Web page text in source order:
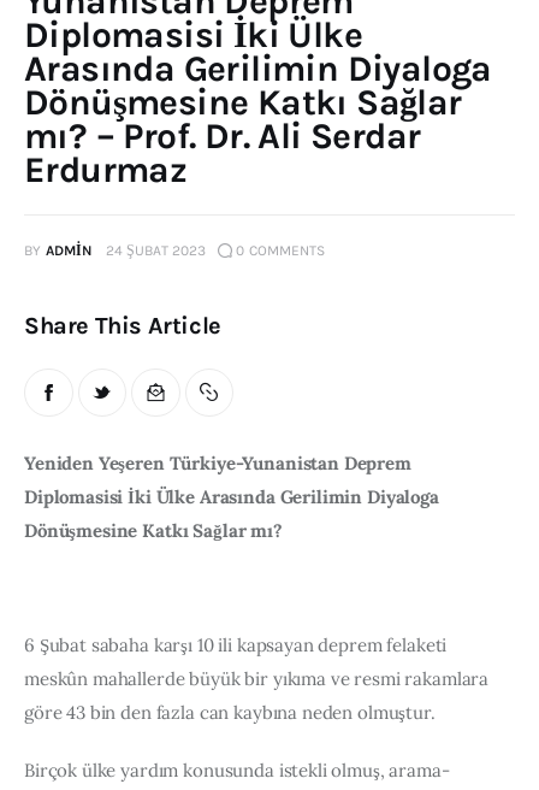
Publications
Events
Courses
Contacts
Diplomasisi İki Ülke
Arasında Gerilimin Diyaloga
Dönüşmesine Katkı Sağlar
mı? – Prof. Dr. Ali Serdar
Erdurmaz
BY ADMIN 24 ŞUBAT 2023 0 COMMENTS
Share This Article
Yeniden Yeşeren Türkiye-Yunanistan Deprem
Diplomasisi İki Ülke Arasında Gerilimin Diyaloga
Dönüşmesine Katkı Sağlar mı?
6 Şubat sabaha karşı 10 ili kapsayan deprem felaketi
meskûn mahallerde büyük bir yıkıma ve resmi rakamlara
göre 43 bin den fazla can kaybına neden olmuştur.
Birçok ülke yardım konusunda istekli olmuş, arama-